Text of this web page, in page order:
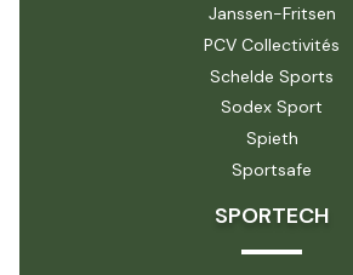
Janssen-Fritsen
PCV Collectivités
Schelde Sports
Sodex Sport
Spieth
Sportsafe
SPORTECH